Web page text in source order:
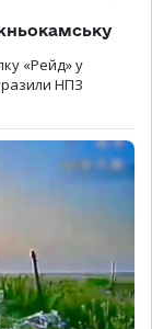
«Рейд» у
НПЗ